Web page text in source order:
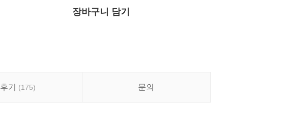
장바구니 담기
후기 (175) 문의